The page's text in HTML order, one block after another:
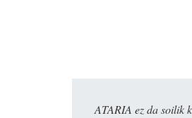
ATARIA ez da soilik